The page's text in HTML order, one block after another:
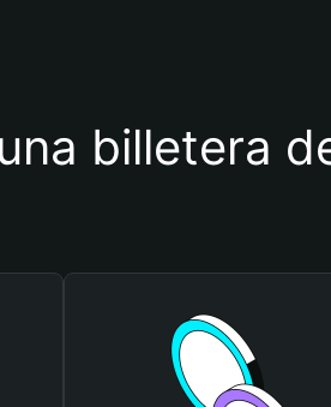
billetera